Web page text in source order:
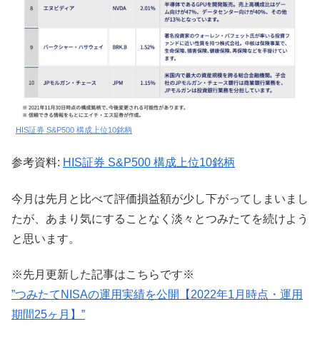
HIS証券 S&P500 構成上位10銘柄
参考資料: HIS証券 S&P500 構成上位10銘柄
今月は先月と比べて評価損益額が少し下がってしまいまし
たが、あまり気にすることなく淡々とつみたてを続けよう
と思います。
※先月更新した記事はこちらです※
”つみたてNISAの運用実績を公開【2022年1月時点・運用
期間25ヶ月】”